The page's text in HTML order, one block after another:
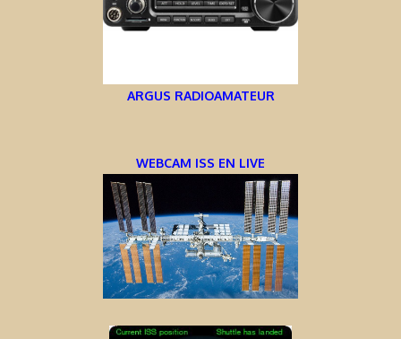
ARGUS RADIOAMATEUR
WEBCAM ISS EN LIVE